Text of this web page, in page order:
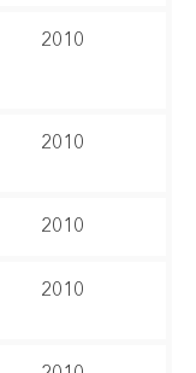
2010
2010
2010
2010